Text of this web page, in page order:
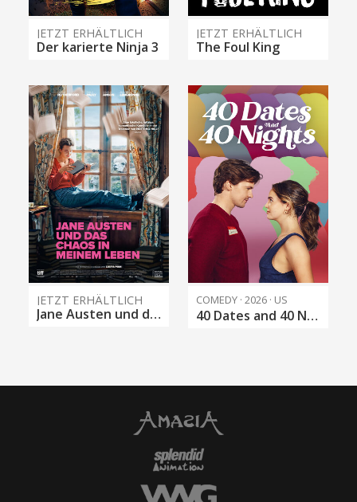
JETZT ERHÄLTLICH
Der karierte Ninja 3
JETZT ERHÄLTLICH
The Foul King
JETZT ERHÄLTLICH
Jane Austen und das Chaos in meinem Leben
COMEDY · 2026 · US
40 Dates and 40 Nights